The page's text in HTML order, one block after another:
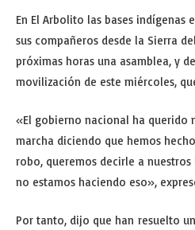
En El Arbolito las bases indígenas
sus compañeros desde la Sierra
próximas horas una asamblea, y
movilización de este miércoles,
«El gobierno nacional ha querido
marcha diciendo que hemos
robo, queremos decirle a
no estamos haciendo eso»,
Por tanto, dijo que han resuelto